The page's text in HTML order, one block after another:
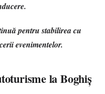
pentru stabilirea cu
evenimentelor.
la Boghiș